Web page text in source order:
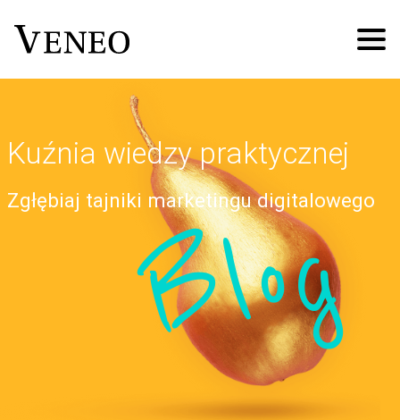
Kuźnia wiedzy praktycznej
Zgłębiaj tajniki marketingu digitalowego
Blog